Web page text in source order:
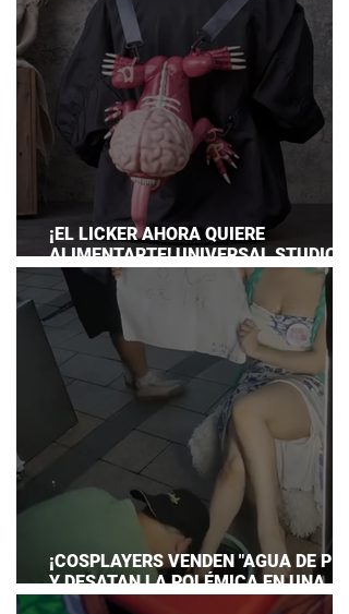
¡EL LICKER AHORA QUIERE
ALIMENTARTE! UNIVERSAL STUDIOS
JAPAN PRESENTA SU TERRORÍFICA
COLECCIÓN DE RESIDENT EVIL
¡COSPLAYERS VENDEN "AGUA DE
Y DESATAN LA POLÉMICA EN UNA
CONVENCIÓN DE ANIME!